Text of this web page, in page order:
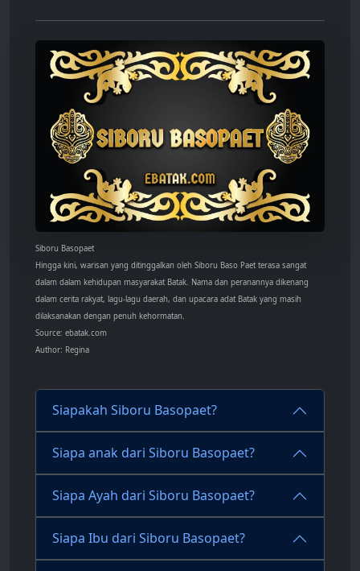
Siboru Basopaet
Hingga kini, warisan yang ditinggalkan oleh Siboru Baso Paet terasa sangat
dalam dalam kehidupan masyarakat Batak. Nama dan peranannya dikenang
dalam cerita rakyat, lagu-lagu daerah, dan upacara adat Batak yang masih
dilaksanakan dengan penuh kehormatan.
Source: ebatak.com
Author: Regina
Siapakah Siboru Basopaet?
Siapa anak dari Siboru Basopaet?
Siapa Ayah dari Siboru Basopaet?
Siapa Ibu dari Siboru Basopaet?